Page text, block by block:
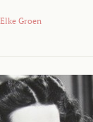
Elke Groen